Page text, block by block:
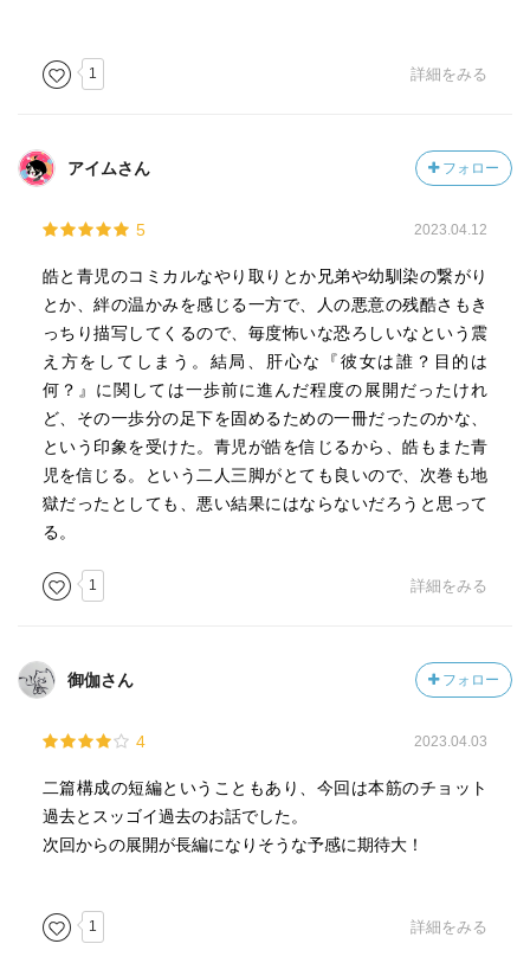
1 詳細をみる
アイムさん フォロー
5 2023.04.12
皓と青児のコミカルなやり取りとか兄弟や幼馴染の繋がり
とか、絆の温かみを感じる一方で、人の悪意の残酷さもき
っちり描写してくるので、毎度怖いな恐ろしいなという震
え方をしてしまう。結局、肝心な『彼女は誰？目的は
何？』に関しては一歩前に進んだ程度の展開だったけれ
ど、その一歩分の足下を固めるための一冊だったのかな、
という印象を受けた。青児が皓を信じるから、皓もまた青
児を信じる。という二人三脚がとても良いので、次巻も地
獄だったとしても、悪い結果にはならないだろうと思って
る。
1 詳細をみる
御伽さん フォロー
4 2023.04.03
二篇構成の短編ということもあり、今回は本筋のチョット
過去とスッゴイ過去のお話でした。
次回からの展開が長編になりそうな予感に期待大！
1 詳細をみる